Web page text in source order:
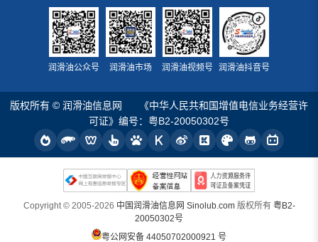
润滑油公众号 润滑油市场 润滑油视频号 润滑油抖音号
版权所有 © 润滑油信息网
《中华人民共和国增值电信业务经营许
可证》编号：粤B2-20050302号
Copyright © 2005-2026 中国润滑油信息网 Sinolub.com版权所有 粤B2-
20050302号
粤公网安备 44050702000921 号